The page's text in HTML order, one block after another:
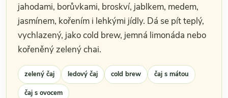
jahodami, borůvkami, broskví, jablkem, medem,
jasmínem, kořením i lehkými jídly. Dá se pít teplý,
vychlazený, jako cold brew, jemná limonáda nebo
kořeněný zelený chai.
zelený čaj ledový čaj cold brew čaj s mátou
čaj s ovocem